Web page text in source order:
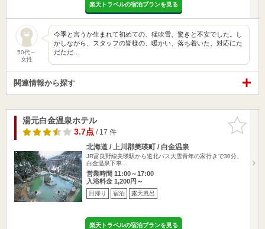
楽天トラベルの宿泊プランを見る
50代～
女性
今季と言うか生まれて初めての、猛吹雪、驚きと不安でした。し
かしながら、スタッフの皆様の、暖かい、落ち着いた、対応にた
だただ…
関連情報から探す
お気に入
りに追加
湯元白金温泉ホテル
3.7点/ 17 件
北海道 / 上川郡美瑛町 / 白金温泉
JR富良野線美瑛駅から道北バス大雪青年の家行きで30分、
白金温泉下車…
営業時間 11:00～17:00
入浴料金 1,200円～
日帰り 宿泊 露天風呂
楽天トラベルの宿泊プランを見る